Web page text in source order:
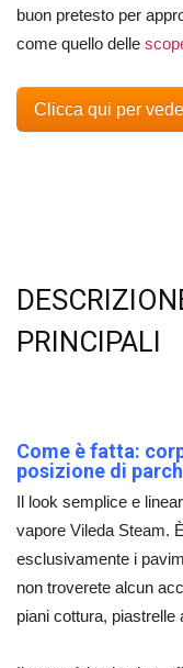
buon pretesto per
come quello delle
Clicca qui per
PRINCIPALI
Come è fatta:
posizione di
Il look semplice e
vapore Vileda Steam.
esclusivamente i
non troverete alcun
piani cottura, piastrelle